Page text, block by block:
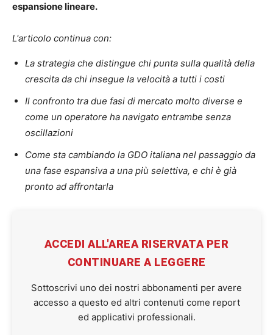
espansione lineare.
L'articolo continua con:
La strategia che distingue chi punta sulla qualità della
crescita da chi insegue la velocità a tutti i costi
Il confronto tra due fasi di mercato molto diverse e
come un operatore ha navigato entrambe senza
oscillazioni
Come sta cambiando la GDO italiana nel passaggio da
una fase espansiva a una più selettiva, e chi è già
pronto ad affrontarla
ACCEDI ALL'AREA RISERVATA PER
CONTINUARE A LEGGERE
Sottoscrivi uno dei nostri abbonamenti per avere
accesso a questo ed altri contenuti come report
ed applicativi professionali.